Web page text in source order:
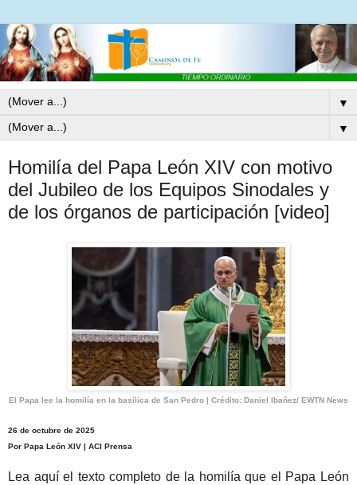
▼
▼
Homilía del Papa León XIV con motivo
del Jubileo de los Equipos Sinodales y
de los órganos de participación [video]
El Papa lee la homilía en la basílica de San Pedro | Crédito: Daniel Ibañez/ EWTN News
26 de octubre de 2025
Por Papa León XIV | ACI Prensa
Lea aquí el texto completo de la homilía que el Papa León